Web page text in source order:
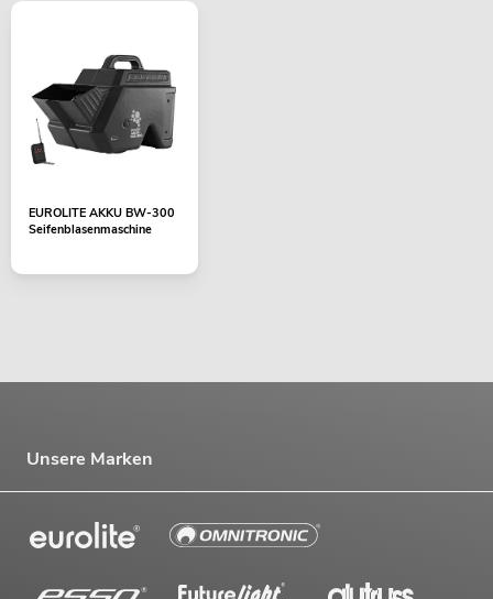
EUROLITE AKKU BW-300
Seifenblasenmaschine
Unsere Marken